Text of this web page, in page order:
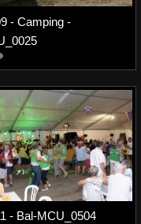
- Camping -
- Bal-MCU_0504